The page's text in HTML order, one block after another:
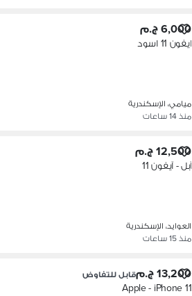
6,000 ج.م
ايفون 11 اسود
ميامي، الإسكندرية
منذ 14 ساعات
12,500 ج.م
آبل - آيفون 11
العوايد، الإسكندرية
منذ 15 ساعات
13,200 ج.م قابل للتفاوض
Apple - iPhone 11